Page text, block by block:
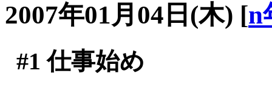
2007年01月04日(木) [n
#1 仕事始め